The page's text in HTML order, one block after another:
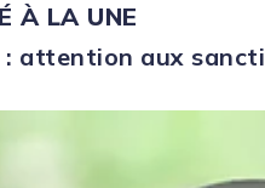
À LA UNE
attention aux